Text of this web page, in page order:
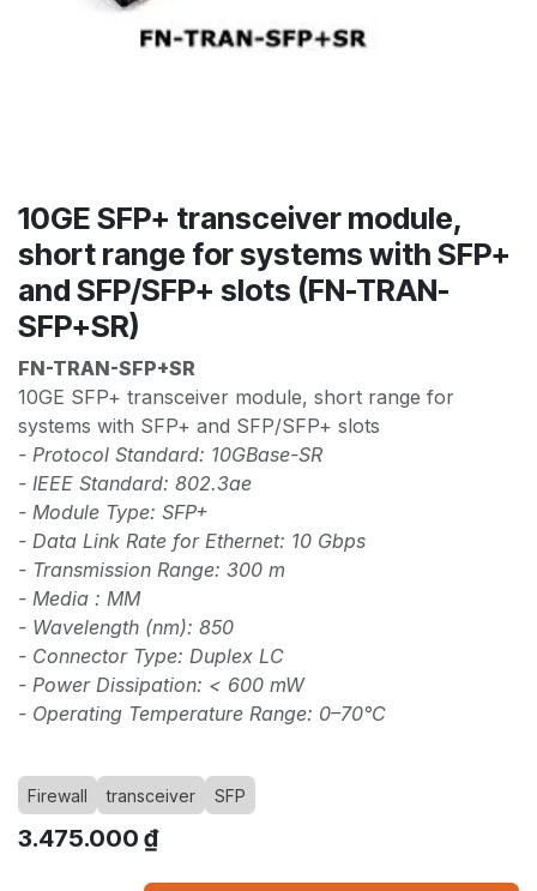
10GE SFP+ transceiver module,
short range for systems with SFP+
and SFP/SFP+ slots (FN-TRAN-
SFP+SR)
FN-TRAN-SFP+SR
10GE SFP+ transceiver module, short range for
systems with SFP+ and SFP/SFP+ slots
- Protocol Standard: 10GBase-SR
- IEEE Standard: 802.3ae
- Module Type: SFP+
- Data Link Rate for Ethernet: 10 Gbps
- Transmission Range: 300 m
- Media : MM
- Wavelength (nm): 850
- Connector Type: Duplex LC
- Power Dissipation: < 600 mW
- Operating Temperature Range: 0–70°C
Firewall transceiver SFP
3.475.000 ₫